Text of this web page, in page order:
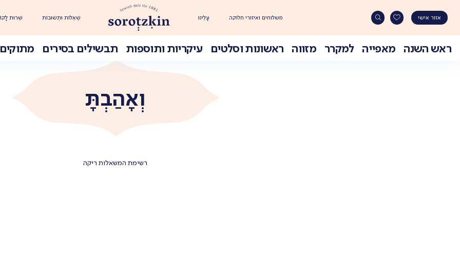
אזור אישי משלוחים ואיזורי חלוקה עָלֵינוּ שְׁאֵלוֹת וּתְשׁוּבוֹת שֵׁרוּת
ראש השנה מאפייה למקרר מזווה ראשונות וסלטים עיקריות ותוספות תבשילים בסירים מתוקים
וְאָהַבְתָּ
רשימת המשאלות ריקה